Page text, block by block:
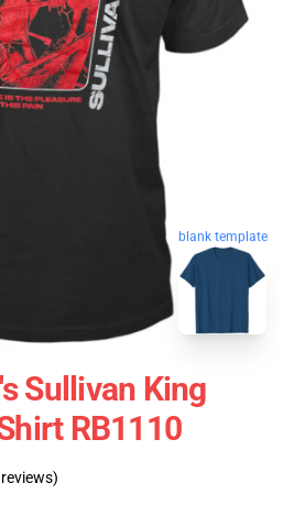
blank template
Sullivan King
RB1110